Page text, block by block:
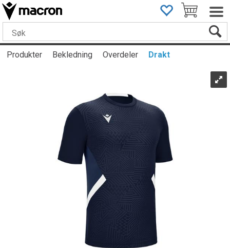
Produkter Bekledning Overdeler Drakt